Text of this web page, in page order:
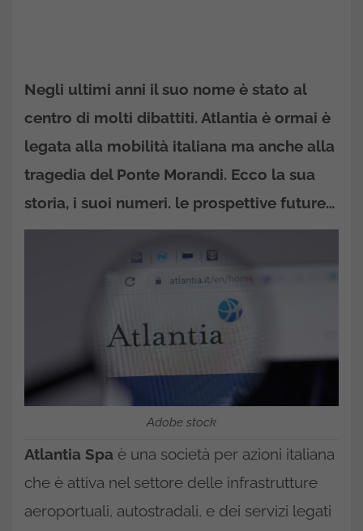
Negli ultimi anni il suo nome è stato al
centro di molti dibattiti. Atlantia è ormai è
legata alla mobilità italiana ma anche alla
tragedia del Ponte Morandi. Ecco la sua
storia, i suoi numeri. le prospettive future…
Adobe stock
Atlantia Spa è una società per azioni italiana
che è attiva nel settore delle infrastrutture
aeroportuali, autostradali, e dei servizi legati